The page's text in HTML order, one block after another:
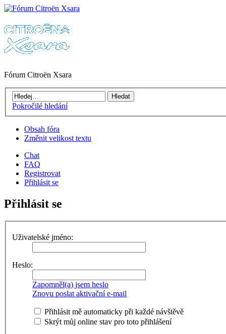
Fórum Citroën Xsara
Pokročilé hledání
Obsah fóra
Změnit velikost textu
Chat
FAQ
Registrovat
Přihlásit se
Přihlásit se
Uživatelské jméno:
Heslo:
Zapomněl(a) jsem heslo
Znovu poslat aktivační e-mail
Přihlásit mě automaticky při každé návštěvě
Skrýt můj online stav pro toto přihlášení